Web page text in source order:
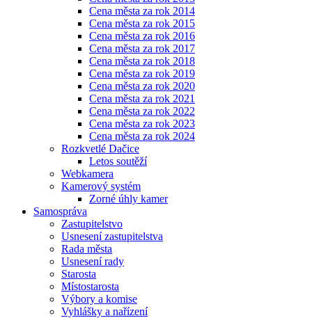
Cena města za rok 2014
Cena města za rok 2015
Cena města za rok 2016
Cena města za rok 2017
Cena města za rok 2018
Cena města za rok 2019
Cena města za rok 2020
Cena města za rok 2021
Cena města za rok 2022
Cena města za rok 2023
Cena města za rok 2024
Rozkvetlé Dačice
Letos soutěží
Webkamera
Kamerový systém
Zorné úhly kamer
Samospráva
Zastupitelstvo
Usnesení zastupitelstva
Rada města
Usnesení rady
Starosta
Místostarosta
Výbory a komise
Vyhlášky a nařízení